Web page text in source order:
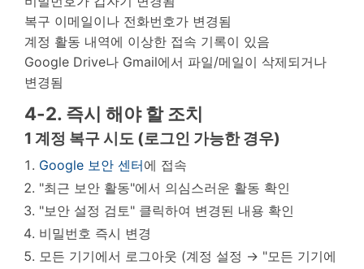
복구 이메일이나 전화번호가 변경됨
계정 활동 내역에 이상한 접속 기록이 있음
Google Drive나 Gmail에서 파일/메일이 삭제되거나
변경됨
4-2. 즉시 해야 할 조치
1 계정 복구 시도 (로그인 가능한 경우)
Google 보안 센터에 접속
"최근 보안 활동"에서 의심스러운 활동 확인
"보안 설정 검토" 클릭하여 변경된 내용 확인
비밀번호 즉시 변경
모든 기기에서 로그아웃 (계정 설정 → "모든 기기에